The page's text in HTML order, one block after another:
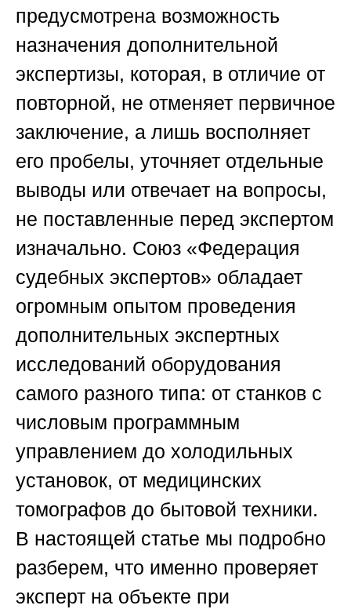
предусмотрена возможность
назначения дополнительной
экспертизы, которая, в отличие от
повторной, не отменяет первичное
заключение, а лишь восполняет
его пробелы, уточняет отдельные
выводы или отвечает на вопросы,
не поставленные перед экспертом
изначально. Союз «Федерация
судебных экспертов» обладает
огромным опытом проведения
дополнительных экспертных
исследований оборудования
самого разного типа: от станков с
числовым программным
управлением до холодильных
установок, от медицинских
томографов до бытовой техники.
В настоящей статье мы подробно
разберем, что именно проверяет
эксперт на объекте при